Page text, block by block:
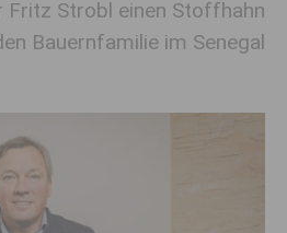
Fritz Strobl einen Stoffhahn
Bauernfamilie im Senegal